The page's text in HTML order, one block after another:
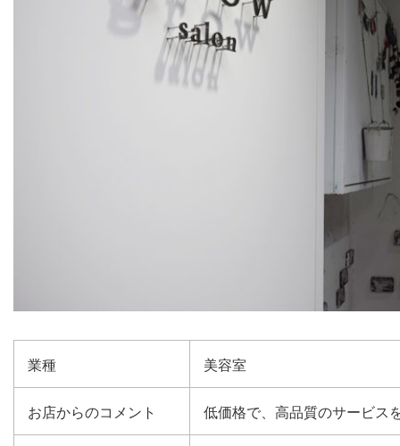
業種 美容室
お店からのコメント 低価格で、高品質のサービス